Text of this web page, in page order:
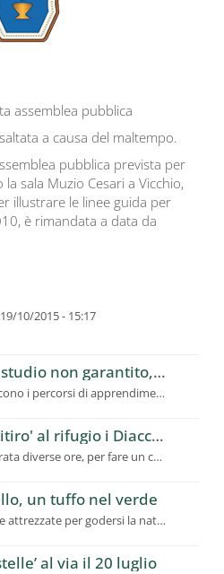
assemblea pubblica
a causa del maltempo.
pubblica prevista per
sala Muzio Cesari a Vicchio,
illustrare le linee guida per
è rimandata a data da
10/2015 - 15:17
CPIA 2: diritto studio non garantito, richiesto a Ufficio Scolastico Regionale intervento urgente
Le criticità impediscono i percorsi di apprendimento, utenti in calo
La Giunta 'in ritiro' al rifugio i Diacci: dalla montagna la programmazione del futuro del Mugello
Seduta intensa, durata diverse ore, per fare un confronto ampio sui temi prioritari e strategici
un tuffo nel verde
Rifugi, bivacchi, aree attrezzate per godersi la natura. Stop fuochi
al via il 20 luglio